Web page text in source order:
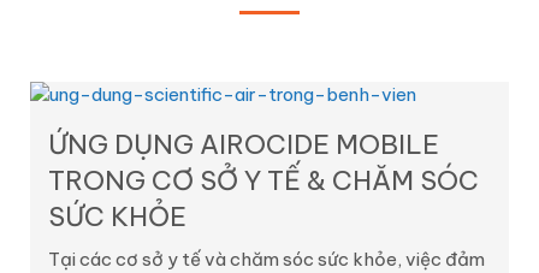
ỨNG DỤNG AIROCIDE MOBILE
TRONG CƠ SỞ Y TẾ & CHĂM SÓC
SỨC KHỎE
Tại các cơ sở y tế và chăm sóc sức khỏe, việc đảm